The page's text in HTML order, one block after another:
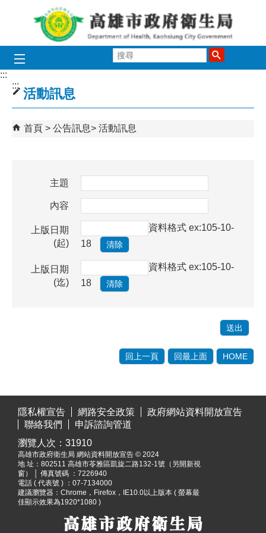
跳到主要內容區塊
尋
:::
:::
活動訊息
首頁 公告訊息 活動訊息
主題
內容
上版日期
(起)
資料格式 ex:105-10-
18
上版日期
(迄)
資料格式 ex:105-10-
18
回上一頁 回最上面 HOME
隱私權宣告
網路安全政策
政府網站資料開放宣告
聯絡我們
申訴諮詢管道
瀏覽人次： 31910
高雄市政府衛生局 網站資料開放宣告 © 2024
地 址： 802511 高雄市苓雅區凱旋二路132-1號（另開新視
窗）
│ 傳真號碼 ：7226940
電話 ( 代表號 ) ：07-7134000
建議瀏覽器：Chrome，Firefox，IE10.0以上版本 ( 螢幕最
佳顯示效果為1920*1080 )